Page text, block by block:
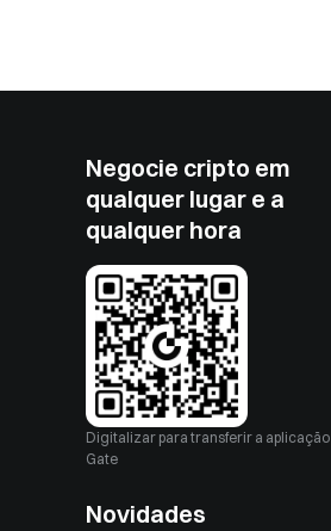
Negocie cripto em
qualquer lugar e a
qualquer hora
Digitalizar para transferir a aplicação
Gate
Novidades